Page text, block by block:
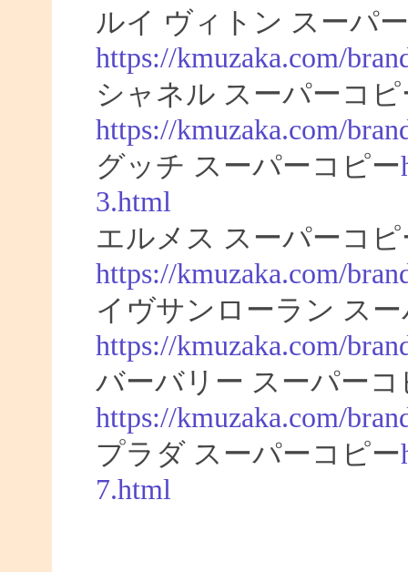
ルイ ヴィトン スーパ
https://kmuzaka.com/
シャネル スーパーコピ
https://kmuzaka.com/
グッチ スーパーコピー
3.html
エルメス スーパーコピ
https://kmuzaka.com/
イヴサンローラン ス
https://kmuzaka.com/
バーバリー スーパーコ
https://kmuzaka.com/
プラダ スーパーコピー
7.html